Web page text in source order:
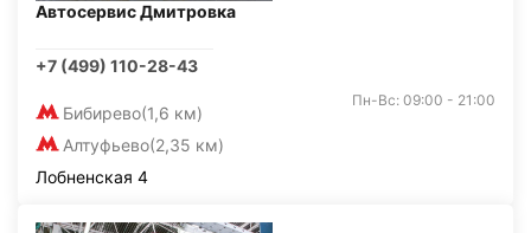
Автосервис Дмитровка
+7 (499) 110-28-43
Бибирево(1,6 км)
Алтуфьево(2,35 км)
Пн-Вс: 09:00 - 21:00
Лобненская 4